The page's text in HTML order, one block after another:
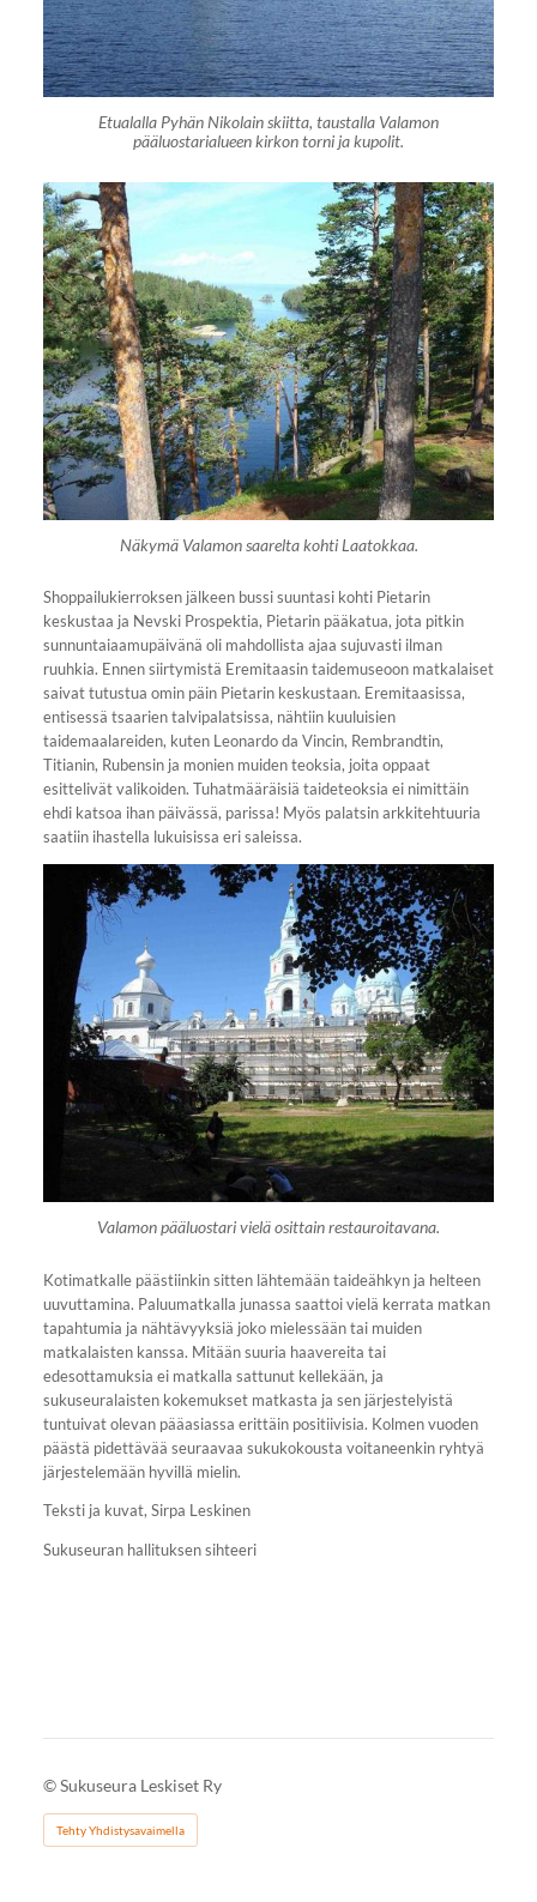
Etualalla Pyhän Nikolain skiitta, taustalla Valamon
pääluostarialueen kirkon torni ja kupolit.
Näkymä Valamon saarelta kohti Laatokkaa.
Shoppailukierroksen jälkeen bussi suuntasi kohti Pietarin
keskustaa ja Nevski Prospektia, Pietarin pääkatua, jota pitkin
sunnuntaiaamupäivänä oli mahdollista ajaa sujuvasti ilman
ruuhkia. Ennen siirtymistä Eremitaasin taidemuseoon matkalaiset
saivat tutustua omin päin Pietarin keskustaan. Eremitaasissa,
entisessä tsaarien talvipalatsissa, nähtiin kuuluisien
taidemaalareiden, kuten Leonardo da Vincin, Rembrandtin,
Titianin, Rubensin ja monien muiden teoksia, joita oppaat
esittelivät valikoiden. Tuhatmääräisiä taideteoksia ei nimittäin
ehdi katsoa ihan päivässä, parissa! Myös palatsin arkkitehtuuria
saatiin ihastella lukuisissa eri saleissa.
Valamon pääluostari vielä osittain restauroitavana.
Kotimatkalle päästiinkin sitten lähtemään taideähkyn ja helteen
uuvuttamina. Paluumatkalla junassa saattoi vielä kerrata matkan
tapahtumia ja nähtävyyksiä joko mielessään tai muiden
matkalaisten kanssa. Mitään suuria haavereita tai
edesottamuksia ei matkalla sattunut kellekään, ja
sukuseuralaisten kokemukset matkasta ja sen järjestelyistä
tuntuivat olevan pääasiassa erittäin positiivisia. Kolmen vuoden
päästä pidettävää seuraavaa sukukokousta voitaneenkin ryhtyä
järjestelemään hyvillä mielin.
Teksti ja kuvat, Sirpa Leskinen
Sukuseuran hallituksen sihteeri
©Sukuseura Leskiset Ry
Tehty Yhdistysavaimella